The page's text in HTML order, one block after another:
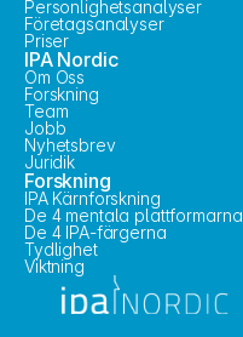
Personlighetsanalyser
Företagsanalyser
Priser
IPA Nordic
Om Oss
Forskning
Team
Jobb
Nyhetsbrev
Juridik
Forskning
IPA Kärnforskning
De 4 mentala plattformarna
De 4 IPA-färgerna
Tydlighet
Viktning